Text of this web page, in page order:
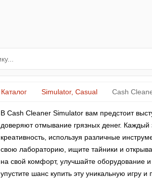
Каталог Simulator, Casual Cash
В Cash Cleaner Simulator вам предстоит
доверяют отмывание грязных денег. Каждый
креативность, используя различные
свою лабораторию, ищите тайники и
на свой комфорт, улучшайте оборудование
упустите шанс купить эту уникальную игру